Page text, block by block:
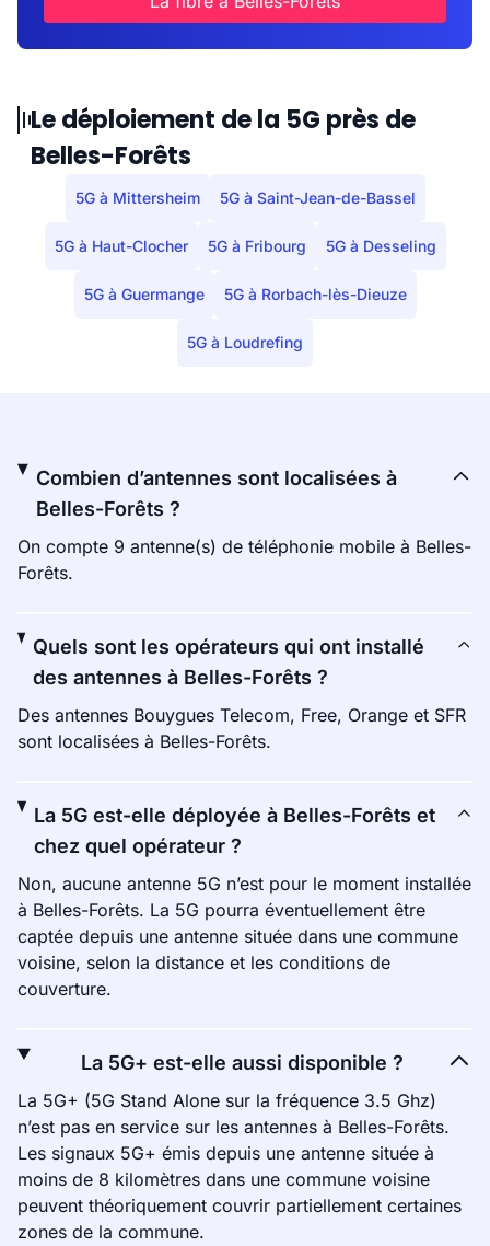
Le déploiement de la 5G près de
Belles-Forêts
5G à Mittersheim 5G à Saint-Jean-de-Bassel
5G à Haut-Clocher 5G à Fribourg 5G à Desseling
5G à Guermange 5G à Rorbach-lès-Dieuze
5G à Loudrefing
Combien d’antennes sont localisées à
Belles-Forêts ?
On compte 9 antenne(s) de téléphonie mobile à Belles-
Forêts.
Quels sont les opérateurs qui ont installé
des antennes à Belles-Forêts ?
Des antennes Bouygues Telecom, Free, Orange et SFR
sont localisées à Belles-Forêts.
La 5G est-elle déployée à Belles-Forêts et
chez quel opérateur ?
Non, aucune antenne 5G n’est pour le moment installée
à Belles-Forêts. La 5G pourra éventuellement être
captée depuis une antenne située dans une commune
voisine, selon la distance et les conditions de
couverture.
La 5G+ est-elle aussi disponible ?
La 5G+ (5G Stand Alone sur la fréquence 3.5 Ghz)
n’est pas en service sur les antennes à Belles-Forêts.
Les signaux 5G+ émis depuis une antenne située à
moins de 8 kilomètres dans une commune voisine
peuvent théoriquement couvrir partiellement certaines
zones de la commune.